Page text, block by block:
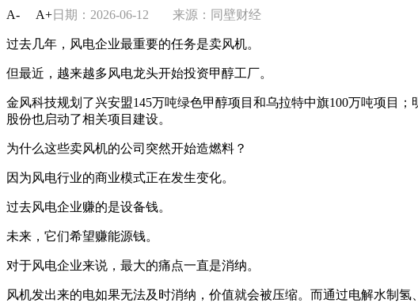
A- A+日期：2026-06-12 来源：同壁财经
过去几年，风电企业最重要的任务是卖风机。
但最近，越来越多风电龙头开始投资甲醇工厂。
金风科技规划了兴安盟145万吨绿色甲醇项目和乌拉特中旗100万吨项目
股份也启动了相关项目建设。
为什么这些卖风机的公司突然开始造燃料？
因为风电行业的商业模式正在发生变化。
过去风电企业赚的是设备钱。
未来，它们希望赚能源钱。
对于风电企业来说，最大的痛点一直是消纳。
风机发出来的电如果无法及时消纳，价值就会被压缩。而通过电解水制